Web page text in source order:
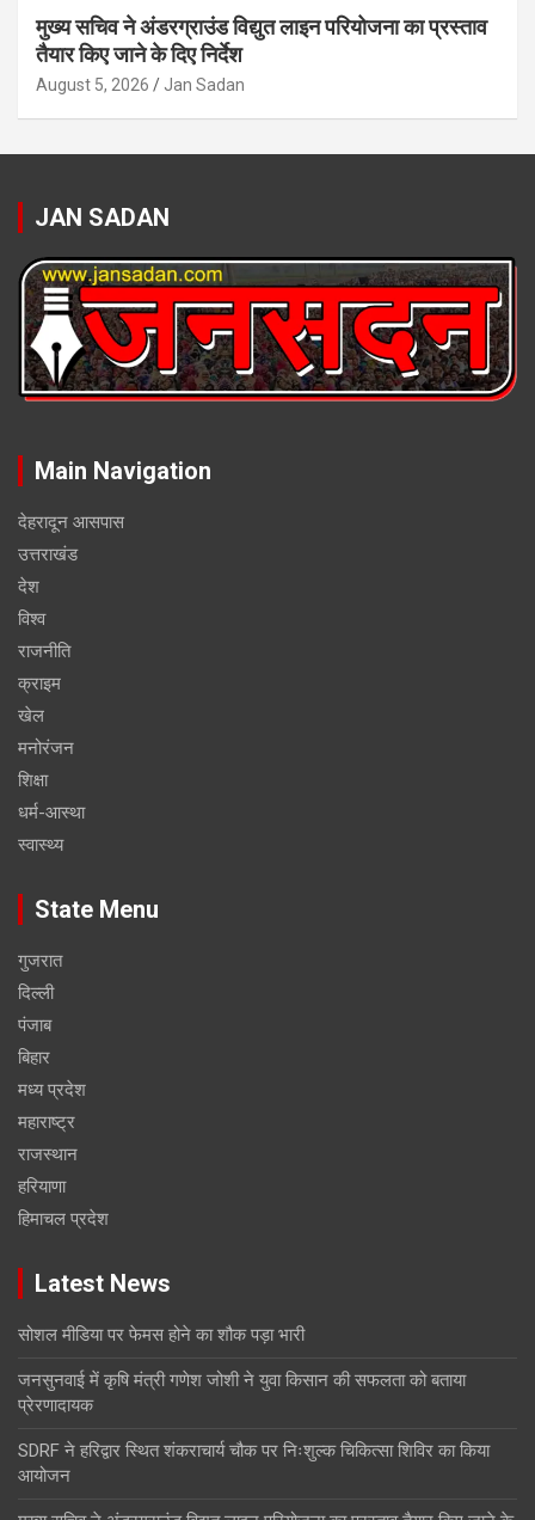
मुख्य सचिव ने अंडरग्राउंड विद्युत लाइन परियोजना का प्रस्ताव
तैयार किए जाने के दिए निर्देश
August 5, 2026 Jan Sadan
JAN SADAN
Main Navigation
देहरादून आसपास
उत्तराखंड
देश
विश्व
राजनीति
क्राइम
खेल
मनोरंजन
शिक्षा
धर्म-आस्था
स्वास्थ्य
State Menu
गुजरात
दिल्ली
पंजाब
बिहार
मध्य प्रदेश
महाराष्ट्र
राजस्थान
हरियाणा
हिमाचल प्रदेश
Latest News
सोशल मीडिया पर फेमस होने का शौक पड़ा भारी
जनसुनवाई में कृषि मंत्री गणेश जोशी ने युवा किसान की सफलता को बताया
प्रेरणादायक
SDRF ने हरिद्वार स्थित शंकराचार्य चौक पर निःशुल्क चिकित्सा शिविर का किया
आयोजन